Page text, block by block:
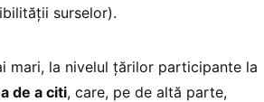
surselor).
mari, la nivelul țărilor participante la
de a citi, care, pe de altă parte,